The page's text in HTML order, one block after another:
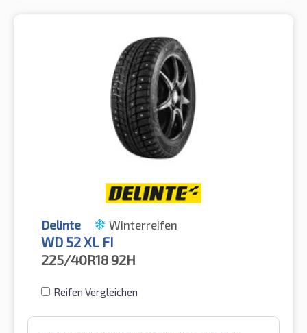
Delinte Winterreifen
WD 52 XL FI
225/40R18 92H
Reifen Vergleichen